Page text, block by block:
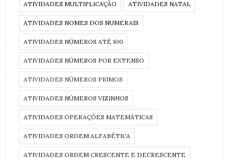
ATIVIDADES MULTIPLICAÇÃO ATIVIDADES NATAL
ATIVIDADES NOMES DOS NUMERAIS
ATIVIDADES NÚMEROS ATÉ 100
ATIVIDADES NÚMEROS POR EXTENSO
ATIVIDADES NÚMEROS PRIMOS
ATIVIDADES NÚMEROS VIZINHOS
ATIVIDADES OPERAÇÕES MATEMÁTICAS
ATIVIDADES ORDEM ALFABÉTICA
ATIVIDADES ORDEM CRESCENTE E DECRESCENTE